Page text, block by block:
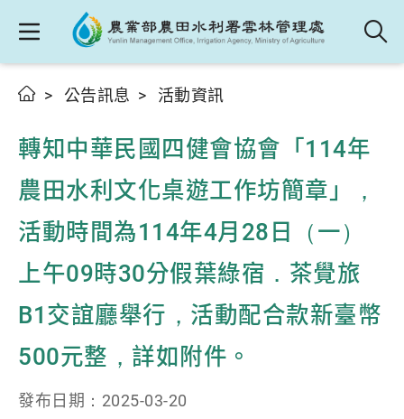
公告訊息 活動資訊
轉知中華民國四健會協會「114年
農田水利文化桌遊工作坊簡章」，
活動時間為114年4月28日（一）
上午09時30分假葉綠宿．茶覺旅
B1交誼廳舉行，活動配合款新臺幣
500元整，詳如附件。
發布日期：2025-03-20